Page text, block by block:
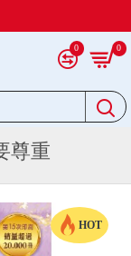
0 0
尊重
HOT